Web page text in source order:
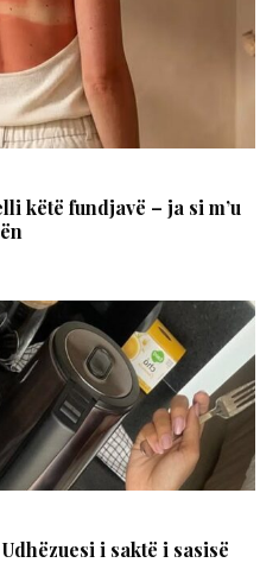
këtë fundjavë – ja si m’u
i saktë i sasisë